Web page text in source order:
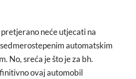
neće utjecati na
automatskim
No, sreća je što je za bh.
ovaj automobil